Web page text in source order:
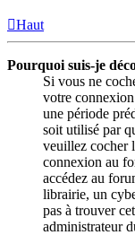
Haut
Pourquoi suis-je
Si vous ne
votre
une période
soit utilisé par
veuillez cocher
connexion au
accédez au
librairie, un
pas à trouver
administrateur